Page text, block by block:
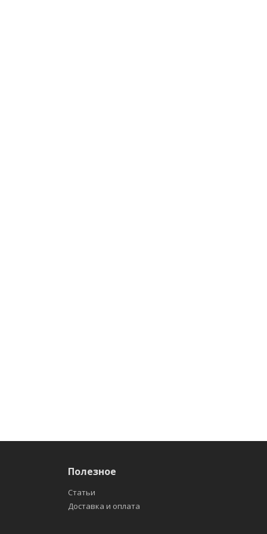
Полезное
Статьи
Доставка и оплата